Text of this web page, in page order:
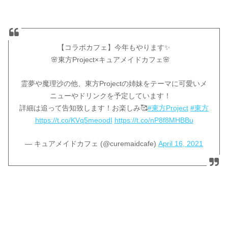
【コラボカフェ】今年もやります✨
🌸東方Project×キュアメイドカフェ🌸
霊夢や魔理沙の他、東方Projectの姉妹をテーマに可愛いメ
ニューやドリンクを予定しています！
詳細は追って告知致します！お楽しみ🥰#東方Project #東方
https://t.co/KVq5meoodI https://t.co/nP8f8MHBBu
— キュアメイドカフェ (@curemaidcafe) April 16, 2021